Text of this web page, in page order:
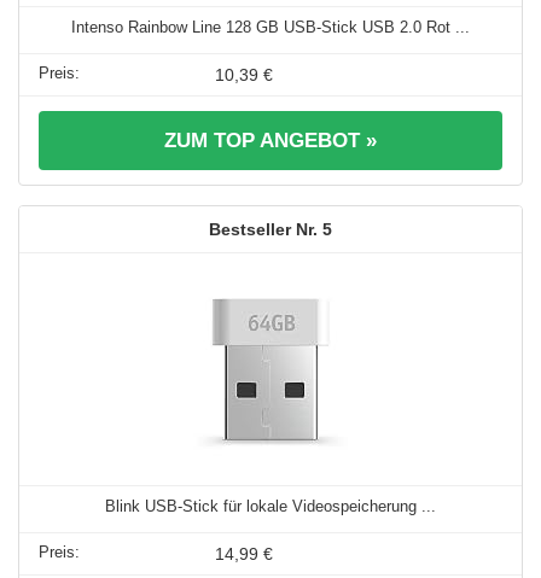
Intenso Rainbow Line 128 GB USB-Stick USB 2.0 Rot ...
10,39 €
ZUM TOP ANGEBOT »
5
Blink USB-Stick für lokale Videospeicherung ...
14,99 €